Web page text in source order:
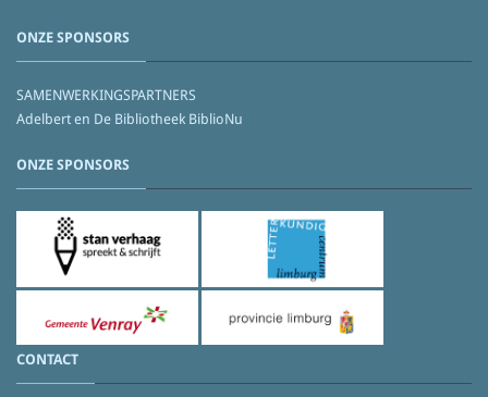
ONZE SPONSORS
SAMENWERKINGSPARTNERS
Adelbert en De Bibliotheek BiblioNu
ONZE SPONSORS
CONTACT